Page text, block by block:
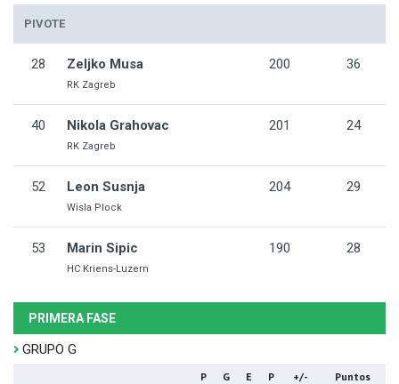
PIVOTE
28 Zeljko Musa
RK Zagreb
200 36
40 Nikola Grahovac
RK Zagreb
201 24
52 Leon Susnja
Wisla Plock
204 29
53 Marin Sipic
HC Kriens-Luzern
190 28
PRIMERA FASE
GRUPO G
P G E P +/- Puntos